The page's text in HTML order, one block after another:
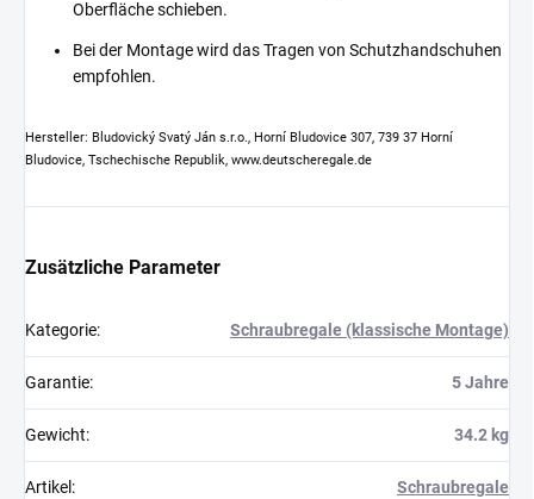
Oberfläche schieben.
Bei der Montage wird das Tragen von Schutzhandschuhen
empfohlen.
Hersteller: Bludovický Svatý Ján s.r.o., Horní Bludovice 307, 739 37 Horní
Bludovice, Tschechische Republik, www.deutscheregale.de
Zusätzliche Parameter
Kategorie: Schraubregale (klassische Montage)
Garantie: 5 Jahre
Gewicht: 34.2 kg
Artikel : Schraubregale